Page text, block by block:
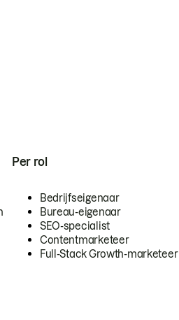
Per rol
Bedrijfseigenaar
Bureau-eigenaar
SEO-specialist
Contentmarketeer
Full-Stack Growth-marketeer